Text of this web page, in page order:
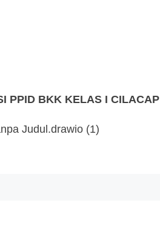
PPID BKK KELAS I CILACAP